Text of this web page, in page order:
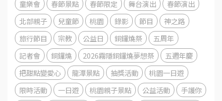
童樂會
春節景點 春節限定 舞台演出
春節演出
北部親子
兒童節 桃園 錄影 節目
神之路
旅行節目
宗教 公益日 銅鑼燒祭
五周年
記者會
銅鑼燒 2026霧隱銅鑼燒夢想祭
五週年慶
把甜點變愛心
龍潭景點 抽獎活動
桃園一日遊
限時活動
一日遊 桃園親子景點 公益活動
手護你